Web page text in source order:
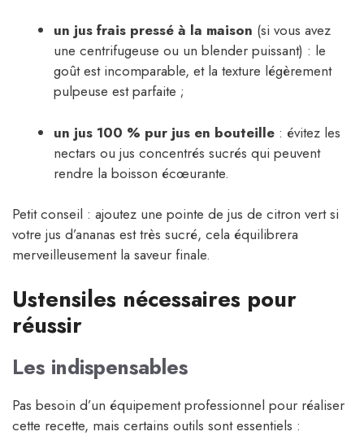
un jus frais pressé à la maison (si vous avez
une centrifugeuse ou un blender puissant) : le
goût est incomparable, et la texture légèrement
pulpeuse est parfaite ;
un jus 100 % pur jus en bouteille : évitez les
nectars ou jus concentrés sucrés qui peuvent
rendre la boisson écœurante.
Petit conseil : ajoutez une pointe de jus de citron vert si
votre jus d’ananas est très sucré, cela équilibrera
merveilleusement la saveur finale.
Ustensiles nécessaires pour
réussir
Les indispensables
Pas besoin d’un équipement professionnel pour réaliser
cette recette, mais certains outils sont essentiels :